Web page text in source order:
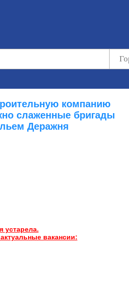
компанию
слаженные бригады
Деражня
устарела.
вакансии: